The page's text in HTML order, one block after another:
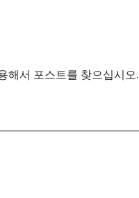
해서 포스트를 찾으십시오.